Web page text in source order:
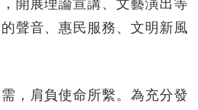
開展理論宣講、文藝演出等
聲音、惠民服務、文明新風
肩負使命所繫。為充分發